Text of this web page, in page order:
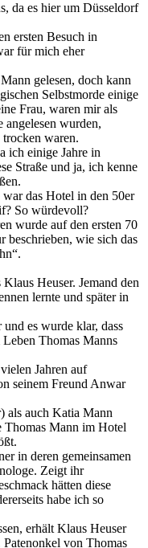
da es hier um Düsseldorf
ersten Besuch in
für mich eher
gelesen, doch kann
Selbstmorde einige
Frau, waren mir als
wurden,
waren.
ich einige Jahre in
Straße und ja, ich kenne
das Hotel in den 50er
So würdevoll?
wurde auf den ersten 70
beschrieben, wie sich das
Heuser. Jemand den
lernte und später in
es wurde klar, dass
Thomas Manns
Jahren auf
seinem Freund Anwar
als auch Katia Mann
Thomas Mann im Hotel
in deren gemeinsamen
Zeigt ihr
hätten diese
habe ich so
erhält Klaus Heuser
von Thomas